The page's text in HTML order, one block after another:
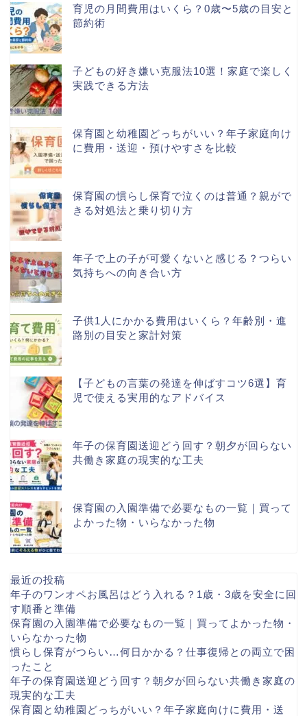
育児の月間費用はいくら？0歳〜5歳の目安と
節約術
子どもの好き嫌い克服法10選！家庭で楽しく
実践できる方法
保育園と幼稚園どっちがいい？年子家庭向け
に費用・送迎・預けやすさを比較
保育園の慣らし保育で泣くのは普通？親がで
きる対処法と乗り切り方
年子で上の子が可愛くないと感じる？つらい
気持ちへの向き合い方
子供1人にかかる費用はいくら？年齢別・進
路別の目安と家計対策
【子どもの言葉の発達を伸ばすコツ6選】育
児で使える実用的なアドバイス
年子の保育園送迎どう回す？朝夕が回らない
共働き家庭の現実的な工夫
保育園の入園準備で必要なもの一覧｜買って
よかった物・いらなかった物
最近の投稿
年子のワンオペお風呂はどう入れる？1歳・3歳を安全に回
す順番と準備
保育園の入園準備で必要なもの一覧｜買ってよかった物・
いらなかった物
慣らし保育がつらい…何日かかる？仕事復帰との両立で困
ったこと
年子の保育園送迎どう回す？朝夕が回らない共働き家庭の
現実的な工夫
保育園と幼稚園どっちがいい？年子家庭向けに費用・送